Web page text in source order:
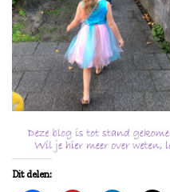
Dit delen: